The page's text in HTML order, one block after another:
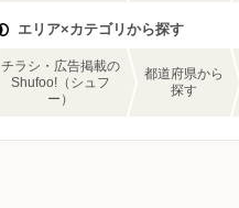
エリア×カテゴリから探す
チラシ・広告掲載の
Shufoo!（シュフ
ー）
都道府県から
探す